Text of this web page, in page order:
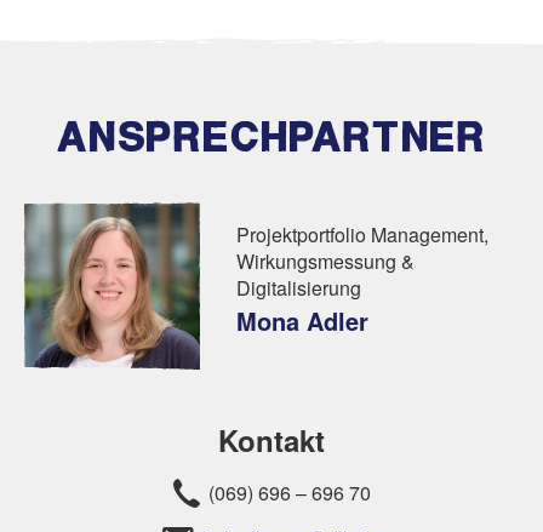
ANSPRECHPARTNER
Projektportfolio Management,
Wirkungsmessung &
Digitalisierung
Mona Adler
Kontakt
(069) 696 – 696 70